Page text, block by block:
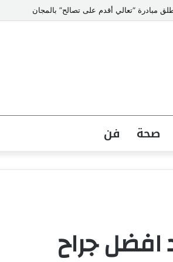
صحة فن
افضل جراح